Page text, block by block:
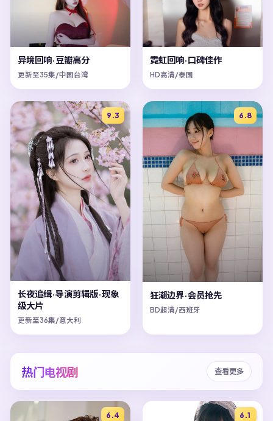
异境回响·豆瓣高分
更新至35集/中国台湾
霓虹回响·口碑佳作
HD高清/泰国
9.3
长夜追缉·导演剪辑版·现象
级大片
更新至36集/意大利
6.8
狂潮边界·会员抢先
BD超清/西班牙
热门电视剧 查看更多
6.4 6.1